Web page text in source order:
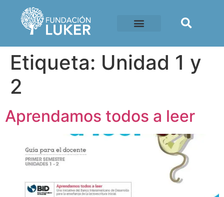
Etiqueta: Unidad 1 y
2
Aprendamos todos a leer